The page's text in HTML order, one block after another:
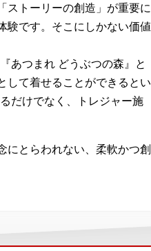
ストーリーの創造」が重要に
験です。そこにしかない価値
あつまれ どうぶつの森』と
して着せることができるとい
だけでなく、トレジャー施
にとらわれない、柔軟かつ創